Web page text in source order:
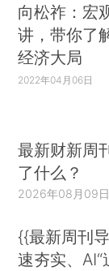
向松祚：宏
讲，带你了
经济大局
2022年04月06日
最新财新周
了什么？
2026年08月09日
{{最新周刊
速夯实、